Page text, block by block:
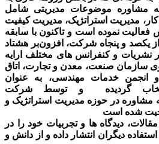
موضوعات مدیریتی شامل
استراتژیک، مدیریت کیفیت
است و تاکنون با سابقه
شرکت، افزون‌بر هشتاد
و کنفرانس های مختلف ارایه
صنعت، معدن و تجارت، اتاق
خدمات مهندسی، به عنوان
و توسط شرکت
در حوزه مدیریت استراتژیک و
است
ها و تجربیات خود را در
انتشار داده و از دانش و